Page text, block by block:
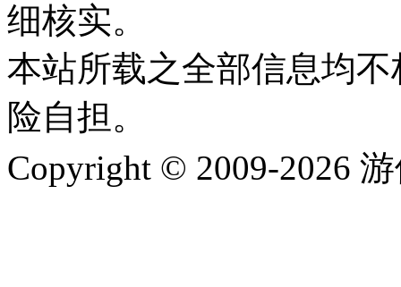
细核实。
本站所载之全部信息均
险自担。
Copyright © 2009-2026